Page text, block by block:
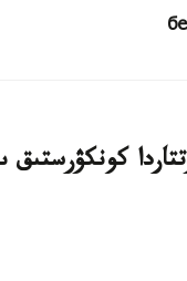
كونكۋرستىق